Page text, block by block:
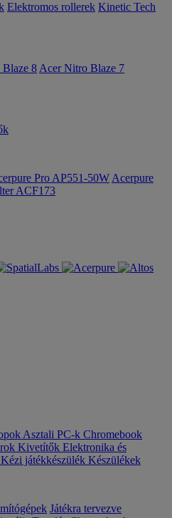
Elektromos rollerek Kinetic Tech
8 Acer Nitro Blaze 7
Pro AP551-50W Acerpure
ACF173
Asztali PC-k Chromebook
Kivetítők Elektronika és
Kézi játékkészülék Készülékek
Játékra tervezve